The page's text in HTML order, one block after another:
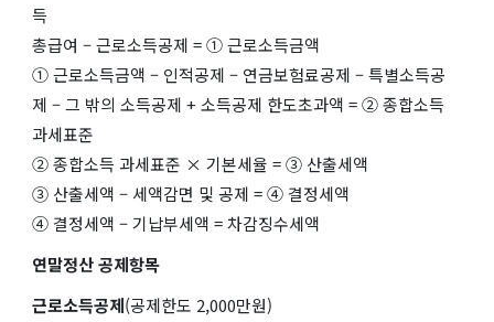
득
총급여 – 근로소득공제 = ① 근로소득금액
① 근로소득금액 – 인적공제 – 연금보험료공제 – 특별소득공
제 – 그 밖의 소득공제 + 소득공제 한도초과액 = ② 종합소득
과세표준
② 종합소득 과세표준 × 기본세율 = ③ 산출세액
③ 산출세액 – 세액감면 및 공제 = ④ 결정세액
④ 결정세액 – 기납부세액 = 차감징수세액
연말정산 공제항목
근로소득공제(공제한도 2,000만원)